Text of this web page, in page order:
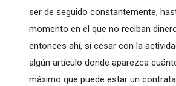
ser de seguido constantemente,
momento en el que no reciban
entonces ahí, sí cesar con la
algún artículo donde aparezca
máximo que puede estar un